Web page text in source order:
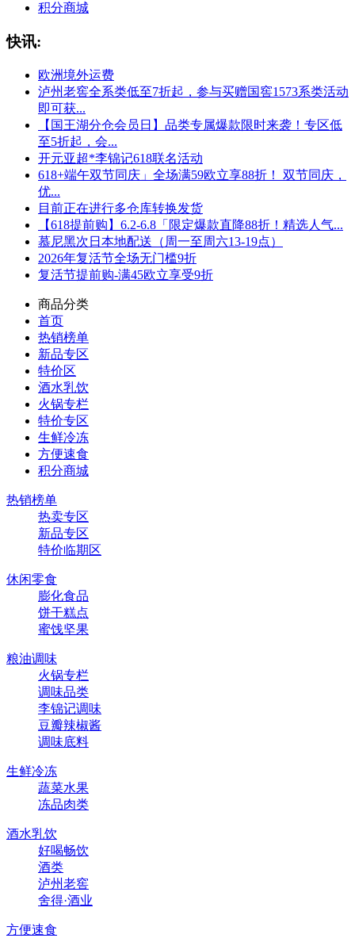
积分商城
快讯:
欧洲境外运费
泸州老窖全系类低至7折起，参与买赠国窖1573系类活动
即可获...
【国王湖分仓会员日】品类专属爆款限时来袭！专区低
至5折起，会...
开元亚超*李锦记618联名活动
618+端午双节同庆」全场满59欧立享88折！ 双节同庆，
优...
目前正在进行多仓库转换发货
【618提前购】6.2-6.8「限定爆款直降88折！精选人气...
慕尼黑次日本地配送（周一至周六13-19点）
2026年复活节全场无门槛9折
复活节提前购-满45欧立享受9折
商品分类
首页
热销榜单
新品专区
特价区
酒水乳饮
火锅专栏
特价专区
生鲜冷冻
方便速食
积分商城
热销榜单
热卖专区
新品专区
特价临期区
休闲零食
膨化食品
饼干糕点
蜜饯坚果
粮油调味
火锅专栏
调味品类
李锦记调味
豆瓣辣椒酱
调味底料
生鲜冷冻
蔬菜水果
冻品肉类
酒水乳饮
好喝畅饮
酒类
泸州老窖
舍得·酒业
方便速食